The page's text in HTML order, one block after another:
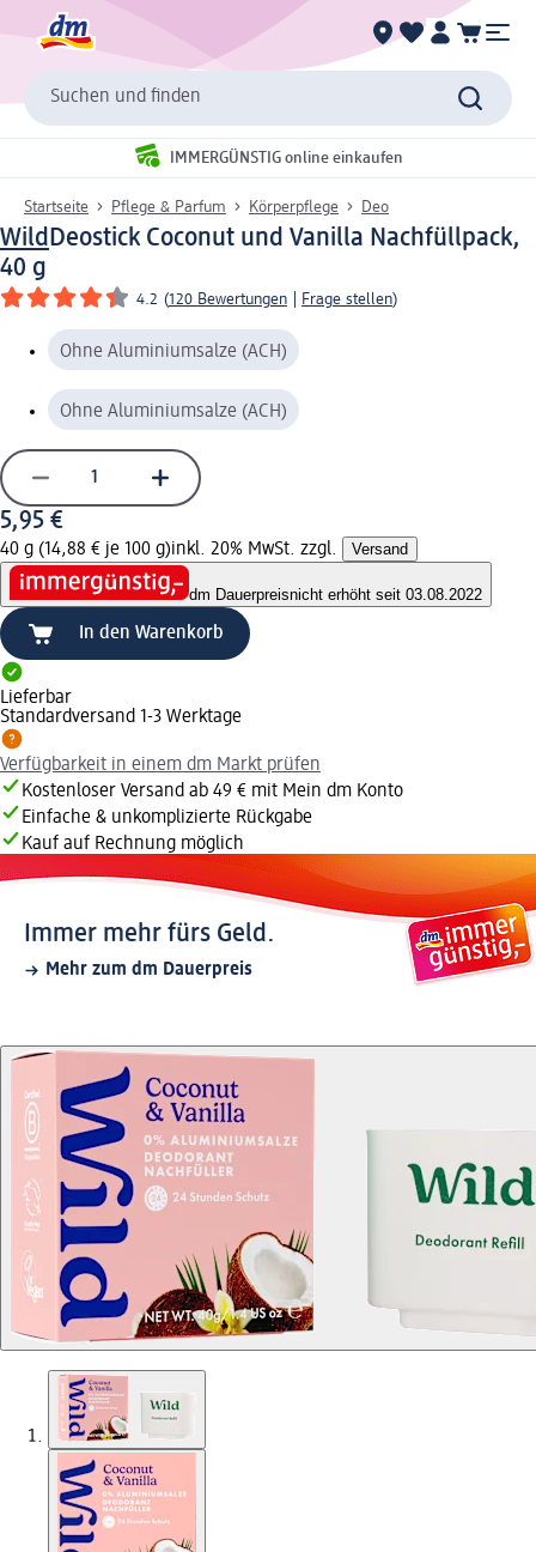
Suchen und finden
IMMERGÜNSTIG online einkaufen
Startseite Pflege & Parfum Körperpflege Deo
WildDeostick Coconut und Vanilla Nachfüllpack,
40 g
4.2 (120 Bewertungen Frage stellen)
Ohne Aluminiumsalze (ACH)
Ohne Aluminiumsalze (ACH)
5,95 €
40 g (14,88 € je 100 g)inkl. 20% MwSt. zzgl. Versand
dm Dauerpreisnicht erhöht seit 03.08.2022
In den Warenkorb
Lieferbar
Standardversand 1-3 Werktage
Verfügbarkeit in einem dm Markt prüfen
Kostenloser Versand ab 49 € mit Mein dm Konto
Einfache & unkomplizierte Rückgabe
Kauf auf Rechnung möglich
Immer mehr fürs Geld.
Mehr zum dm Dauerpreis